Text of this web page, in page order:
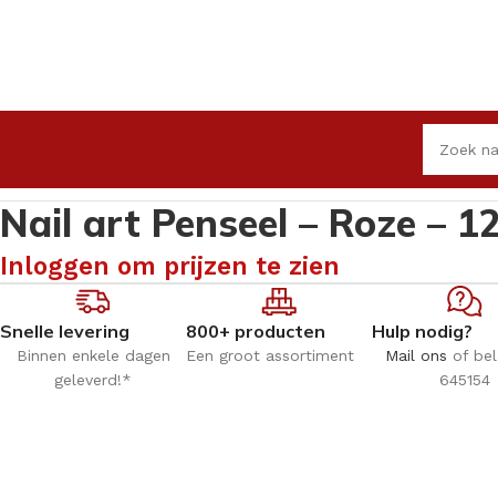
Nail art Penseel – Roze –
Inloggen om prijzen te zien
Snelle levering
Binnen enkele dagen
geleverd!*
800+ producten
Een groot assortiment
Hulp nodig?
Mail ons of
645154